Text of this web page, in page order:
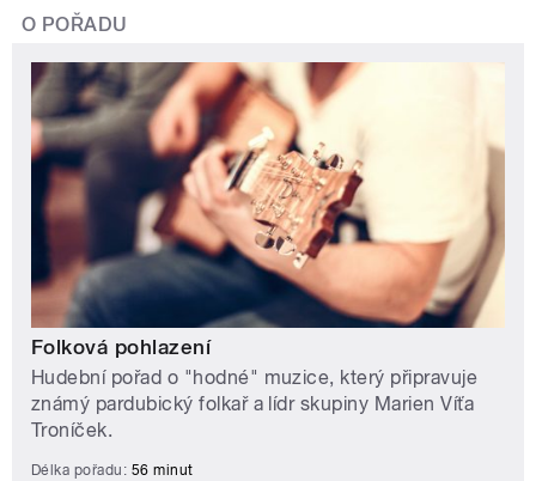
O POŘADU
Folková pohlazení
Hudební pořad o "hodné" muzice, který připravuje
známý pardubický folkař a lídr skupiny Marien Víťa
Troníček.
Délka pořadu: 56 minut